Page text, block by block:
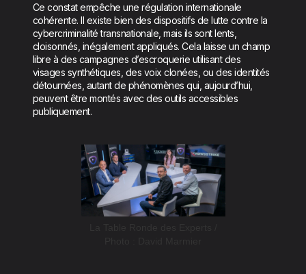
Ce constat empêche une régulation internationale
cohérente. Il existe bien des dispositifs de lutte contre la
cybercriminalité transnationale, mais ils sont lents,
cloisonnés, inégalement appliqués. Cela laisse un champ
libre à des campagnes d’escroquerie utilisant des
visages synthétiques, des voix clonées, ou des identités
détournées, autant de phénomènes qui, aujourd’hui,
peuvent être montés avec des outils accessibles
publiquement.